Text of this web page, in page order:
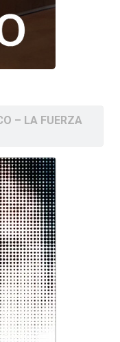
– LA FUERZA